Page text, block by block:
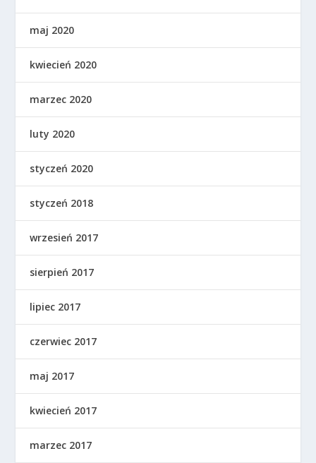
maj 2020
kwiecień 2020
marzec 2020
luty 2020
styczeń 2020
styczeń 2018
wrzesień 2017
sierpień 2017
lipiec 2017
czerwiec 2017
maj 2017
kwiecień 2017
marzec 2017